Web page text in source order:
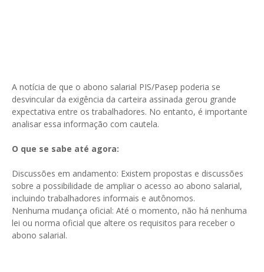
A notícia de que o abono salarial PIS/Pasep poderia se
desvincular da exigência da carteira assinada gerou grande
expectativa entre os trabalhadores. No entanto, é importante
analisar essa informação com cautela.
O que se sabe até agora:
Discussões em andamento: Existem propostas e discussões
sobre a possibilidade de ampliar o acesso ao abono salarial,
incluindo trabalhadores informais e autônomos.
Nenhuma mudança oficial: Até o momento, não há nenhuma
lei ou norma oficial que altere os requisitos para receber o
abono salarial.